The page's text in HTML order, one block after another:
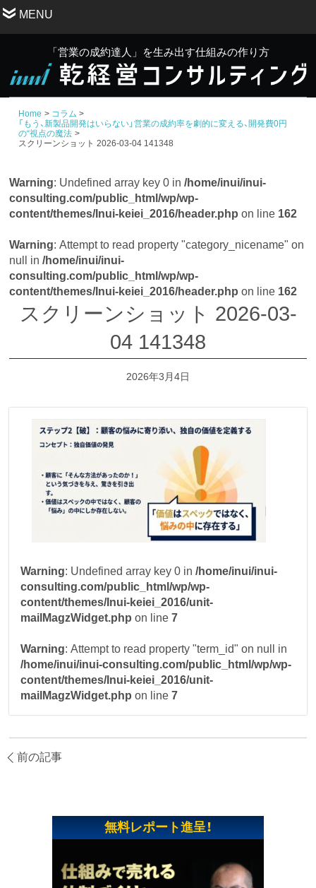
MENU
「営業の成約達人」を生み出す仕組みの作り方
Home
コラム
「もう、新製品開発はいらない」営業の成約率を劇的に変える、開発費0円
の“視点の魔法
スクリーンショット 2026-03-04 141348
Warning : Undefined array key 0 in/home/inui/inui-
consulting.com/public_html/wp/wp-
content/themes/Inui-keiei_2016/header.php on line 162
Warning: Attempt to read property "category_nicename" on
null in/home/inui/inui-
consulting.com/public_html/wp/wp-
content/themes/Inui-keiei_2016/header.php on line 162
スクリーンショット 2026-03-
04 141348
2026年3月4日
Warning : Undefined array key 0 in/home/inui/inui-
consulting.com/public_html/wp/wp-
content/themes/Inui-keiei_2016/unit-
mailMagzWidget.php on line7
Warning : Attempt to read property "term_id" on null in
/home/inui/inui-consulting.com/public_html/wp/wp-
content/themes/Inui-keiei_2016/unit-
mailMagzWidget.php on line7
前の記事
無料レポート進呈！